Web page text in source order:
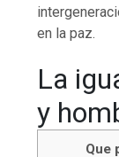
en la paz.
La
y
Que